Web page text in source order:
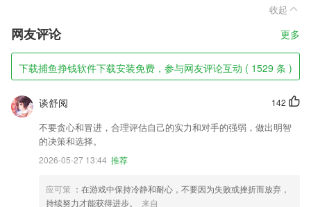
收起
网友评论 更多
下载捕鱼挣钱软件下载安装免费，参与网友评论互动 ( 1529 条 )
142
谈舒阅
不要贪心和冒进，合理评估自己的实力和对手的强弱，做出明智
的决策和选择。
2026-05-27 13:44 推荐
应可策 ：在游戏中保持冷静和耐心，不要因为失败或挫折而放弃，
持续努力才能获得进步。
来自